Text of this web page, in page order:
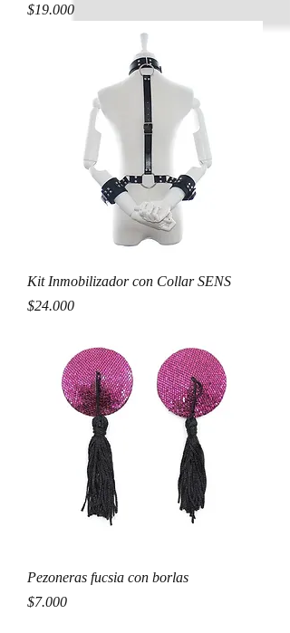
Precio
$19.000
Kit Inmobilizador con Collar SENS
Precio
$24.000
Pezoneras fucsia con borlas
Precio
$7.000